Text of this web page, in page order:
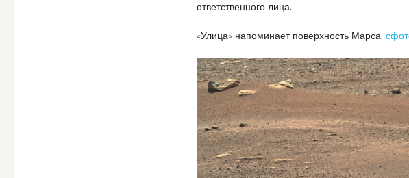
ответственного лица.
«Улица» напоминает поверхность Марса,